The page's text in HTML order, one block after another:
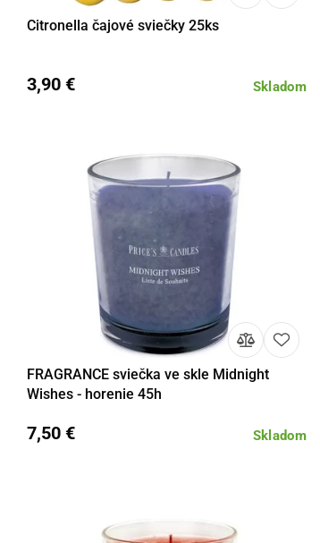
Detail Do košíka
Citronella čajové sviečky 25ks
Skladom
3,90 €
Detail Do košíka
FRAGRANCE sviečka ve skle Midnight
Wishes - horenie 45h
Skladom
7,50 €